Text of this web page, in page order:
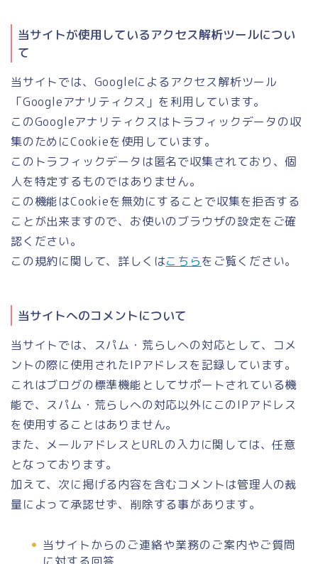
当サイトが使用しているアクセス解析ツールについ
て
当サイトでは、Googleによるアクセス解析ツール
「Googleアナリティクス」を利用しています。
このGoogleアナリティクスはトラフィックデータの収
集のためにCookieを使用しています。
このトラフィックデータは匿名で収集されており、個
人を特定するものではありません。
この機能はCookieを無効にすることで収集を拒否する
ことが出来ますので、お使いのブラウザの設定をご確
認ください。
この規約に関して、詳しくはこちらをご覧ください。
当サイトへのコメントについて
当サイトでは、スパム・荒らしへの対応として、コメ
ントの際に使用されたIPアドレスを記録しています。
これはブログの標準機能としてサポートされている機
能で、スパム・荒らしへの対応以外にこのIPアドレス
を使用することはありません。
また、メールアドレスとURLの入力に関しては、任意
となっております。
加えて、次に掲げる内容を含むコメントは管理人の裁
量によって承認せず、削除する事があります。
当サイトからのご連絡や業務のご案内やご質問